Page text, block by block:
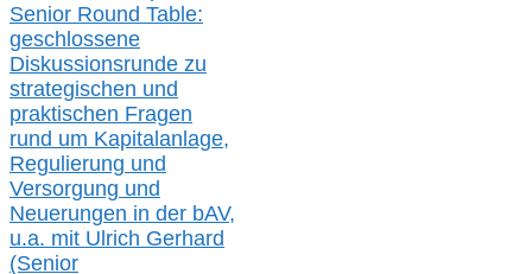
Senior Round Table:
geschlossene
Diskussionsrunde zu
strategischen und
praktischen Fragen
rund um Kapitalanlage,
Regulierung und
Versorgung und
Neuerungen in der bAV,
u.a. mit Ulrich Gerhard
(Senior